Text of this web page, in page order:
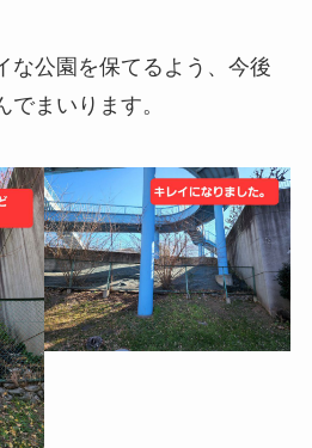
な公園を保てるよう、今後
でまいります。